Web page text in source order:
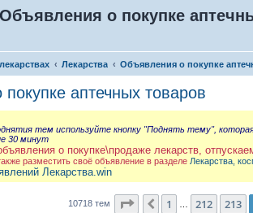
Объявления о покупке
Лекарства Объявления о покупке
аптечных товаров
тем используйте кнопку "Поднять тему",
30 минут
о покупке\продаже лекарств,
разместить своё объявление в разделе Лекарства,
Лекарства.win
10718 тем Страница 214из 429
Пред.
1 212 213